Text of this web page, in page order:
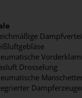
Drosselung